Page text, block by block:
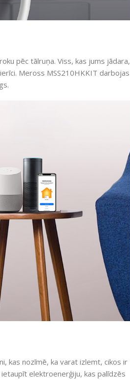
pēc tālruņa. Viss, kas jums jādara,
Meross MSS210HKKIT darbojas
kas nozīmē, ka varat izlemt, cikos ir
elektroenerģiju, kas palīdzēs